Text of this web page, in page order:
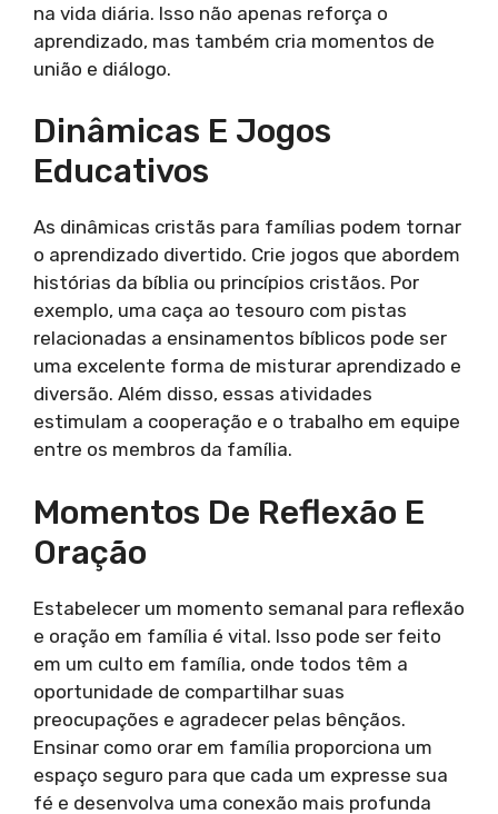
na vida diária. Isso não apenas reforça o
aprendizado, mas também cria momentos de
união e diálogo.
Dinâmicas E Jogos
Educativos
As dinâmicas cristãs para famílias podem tornar
o aprendizado divertido. Crie jogos que abordem
histórias da bíblia ou princípios cristãos. Por
exemplo, uma caça ao tesouro com pistas
relacionadas a ensinamentos bíblicos pode ser
uma excelente forma de misturar aprendizado e
diversão. Além disso, essas atividades
estimulam a cooperação e o trabalho em equipe
entre os membros da família.
Momentos De Reflexão E
Oração
Estabelecer um momento semanal para reflexão
e oração em família é vital. Isso pode ser feito
em um culto em família, onde todos têm a
oportunidade de compartilhar suas
preocupações e agradecer pelas bênçãos.
Ensinar como orar em família proporciona um
espaço seguro para que cada um expresse sua
fé e desenvolva uma conexão mais profunda